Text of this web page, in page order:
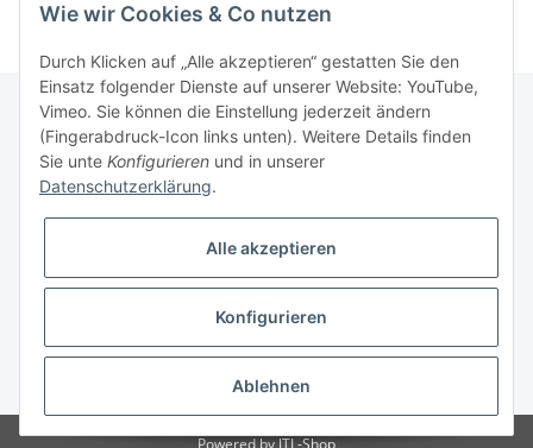
Unterstützung und Beratung unter:
+49 (0)2933 - 983 870-0
Gesetzliche Informationen
Powered by JTL-Shop
Wie wir Cookies & Co nutzen
Durch Klicken auf „Alle akzeptieren“ gestatten Sie den
Einsatz folgender Dienste auf unserer Website: YouTube,
Vimeo. Sie können die Einstellung jederzeit ändern
(Fingerabdruck-Icon links unten). Weitere Details finden
Sie unte Konfigurieren und in unserer
Datenschutzerklärung.
Alle akzeptieren
Konfigurieren
Ablehnen